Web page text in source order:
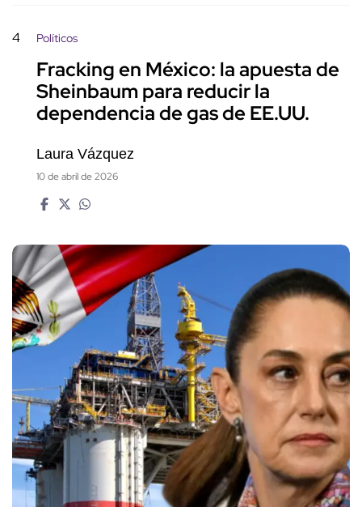
4 Políticos
Fracking en México: la apuesta de
Sheinbaum para reducir la
dependencia de gas de EE.UU.
Laura Vázquez
10 de abril de 2026